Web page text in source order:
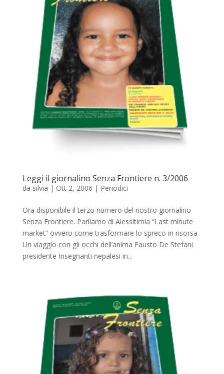
Leggi il giornalino Senza Frontiere n. 3/2006
da silvia | Ott 2, 2006 | Periodici
Ora disponibile il terzo numero del nostro giornalino
Senza Frontiere. Parliamo di Alessitimia “Last minute
market” ovvero come trasformare lo spreco in risorsa
Un viaggio con gli occhi dell’anima Fausto De Stefani
presidente Insegnanti nepalesi in...